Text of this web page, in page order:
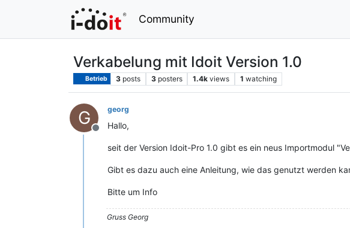
Community
Verkabelung mit Idoit Version 1.0
Betrieb 3 posts 3 posters 1.4k views 1 watching
G
Offline
georg
Hallo,
seit der Version Idoit-Pro 1.0 gibt es ein neus Importmodul
Gibt es dazu auch eine Anleitung, wie das genutzt werden
Bitte um Info
Gruss Georg